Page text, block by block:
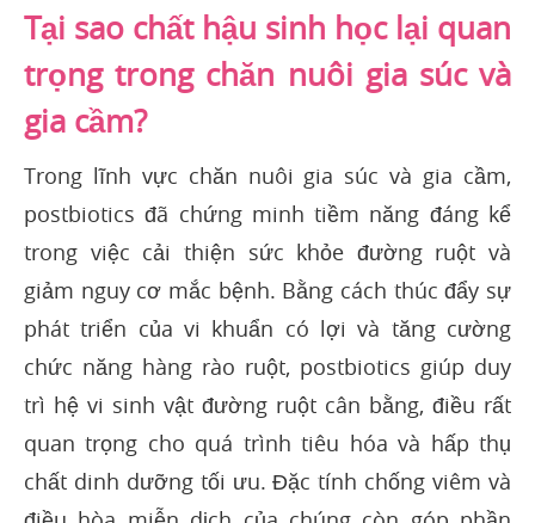
Tại sao chất hậu sinh học lại quan
trọng trong chăn nuôi gia súc và
gia cầm?
Trong lĩnh vực chăn nuôi gia súc và gia cầm,
postbiotics đã chứng minh tiềm năng đáng kể
trong việc cải thiện sức khỏe đường ruột và
giảm nguy cơ mắc bệnh. Bằng cách thúc đẩy sự
phát triển của vi khuẩn có lợi và tăng cường
chức năng hàng rào ruột, postbiotics giúp duy
trì hệ vi sinh vật đường ruột cân bằng, điều rất
quan trọng cho quá trình tiêu hóa và hấp thụ
chất dinh dưỡng tối ưu. Đặc tính chống viêm và